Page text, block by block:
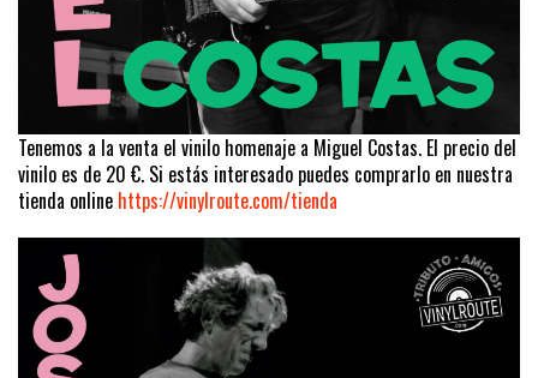
Tenemos a la venta el vinilo homenaje a Miguel Costas. El precio del
vinilo es de 20 €. Si estás interesado puedes comprarlo en nuestra
tienda online https://vinylroute.com/tienda